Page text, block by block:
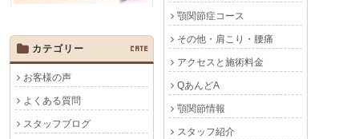
顎関節症コース
その他・肩こり・腰痛
アクセスと施術料金
QあんどA
顎関節情報
スタッフ紹介
カテゴリー CATE
お客様の声
よくある質問
スタッフブログ